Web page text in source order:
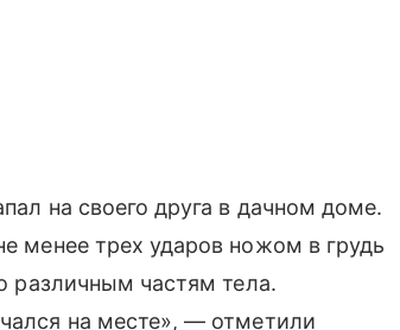
на своего друга в дачном доме.
менее трех ударов ножом в грудь
различным частям тела.
на месте», — отметили